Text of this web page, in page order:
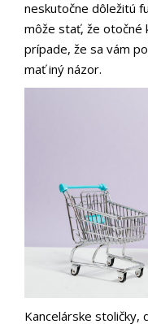
neskutočne dôležitú
môže stať, že otočné
prípade, že sa vám
mať iný názor.
Kancelárske stoličky,